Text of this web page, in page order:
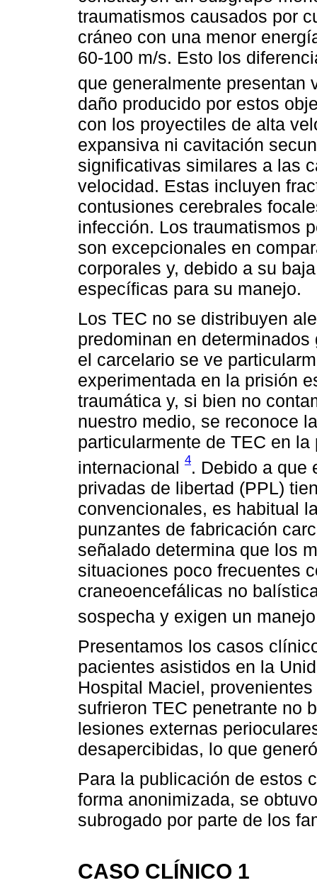
traumatismos causados por
cráneo con una menor
60-100 m/s. Esto los
que generalmente presentan
daño producido por estos
con los proyectiles de alta
expansiva ni cavitación
significativas similares a las
velocidad. Estas incluyen
contusiones cerebrales
infección. Los traumatismos
son excepcionales en
corporales y, debido a su
específicas para su manejo.
Los TEC no se distribuyen
predominan en
el carcelario se ve
experimentada en la prisión
traumática y, si bien no
nuestro medio, se reconoce
particularmente de TEC en
internacional 4. Debido a que
privadas de libertad (PPL)
convencionales, es habitual
punzantes de fabricación
señalado determina que los
situaciones poco frecuentes
craneoencefálicas no
sospecha y exigen un
Presentamos los casos
pacientes asistidos en la
Hospital Maciel,
sufrieron TEC penetrante no
lesiones externas
desapercibidas, lo que
Para la publicación de estos
forma anonimizada, se
subrogado por parte de los
CASO CLÍNICO 1